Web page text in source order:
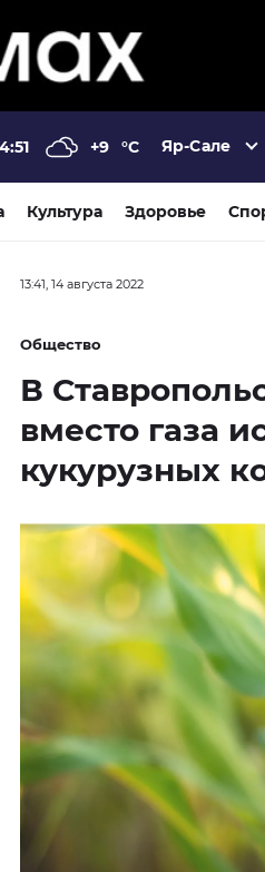
+9 °C Яр-Сале
Культура Здоровье
13:41, 14 августа 2022
Общество
В
вместо газа
кукурузных